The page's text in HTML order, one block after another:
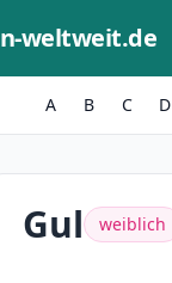
weltweit.de
A B C D
Gul weiblich